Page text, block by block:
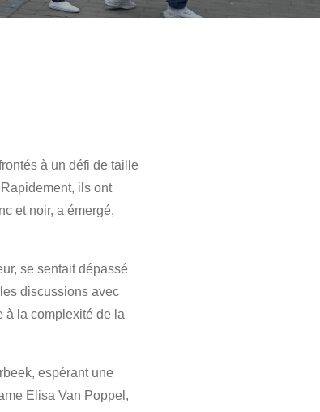
à un défi de taille
ils ont
et noir, a émergé,
se sentait dépassé
discussions avec
à la complexité de la
espérant une
Elisa Van Poppel,